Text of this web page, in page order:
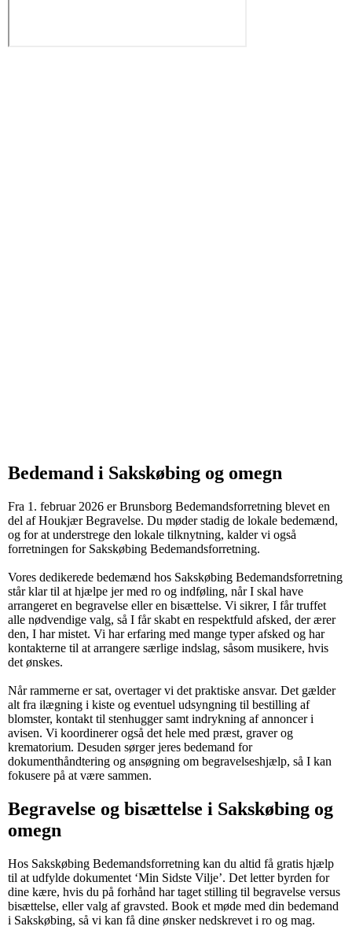
Bedemand i Sakskøbing og omegn
Fra 1. februar 2026 er Brunsborg Bedemandsforretning blevet en
del af Houkjær Begravelse. Du møder stadig de lokale bedemænd,
og for at understrege den lokale tilknytning, kalder vi også
forretningen for Sakskøbing Bedemandsforretning.
Vores dedikerede bedemænd hos Sakskøbing Bedemandsforretning
står klar til at hjælpe jer med ro og indføling, når I skal have
arrangeret en begravelse eller en bisættelse. Vi sikrer, I får truffet
alle nødvendige valg, så I får skabt en respektfuld afsked, der ærer
den, I har mistet. Vi har erfaring med mange typer afsked og har
kontakterne til at arrangere særlige indslag, såsom musikere, hvis
det ønskes.
Når rammerne er sat, overtager vi det praktiske ansvar. Det gælder
alt fra ilægning i kiste og eventuel udsyngning til bestilling af
blomster, kontakt til stenhugger samt indrykning af annoncer i
avisen. Vi koordinerer også det hele med præst, graver og
krematorium. Desuden sørger jeres bedemand for
dokumenthåndtering og ansøgning om begravelseshjælp, så I kan
fokusere på at være sammen.
Begravelse og bisættelse i Sakskøbing og
omegn
Hos Sakskøbing Bedemandsforretning kan du altid få gratis hjælp
til at udfylde dokumentet ‘Min Sidste Vilje’. Det letter byrden for
dine kære, hvis du på forhånd har taget stilling til begravelse versus
bisættelse, eller valg af gravsted. Book et møde med din bedemand
i Sakskøbing, så vi kan få dine ønsker nedskrevet i ro og mag.